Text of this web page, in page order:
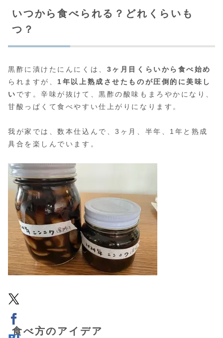
いつから食べられる？どれくらいも
つ？
黒酢に漬けたにんにくは、 3ヶ月目くらいから食べ始め
られますが、 1年以上熟成させたものが圧倒的に美味し
い です。辛味が抜けて、黒酢の酸味もまろやかになり、
甘酸っぱくて食べやすい仕上がりになります。
我が家では、数本仕込んで、3ヶ月、半年、1年と熟成
具合を楽しんでいます。
食べ方のアイデア